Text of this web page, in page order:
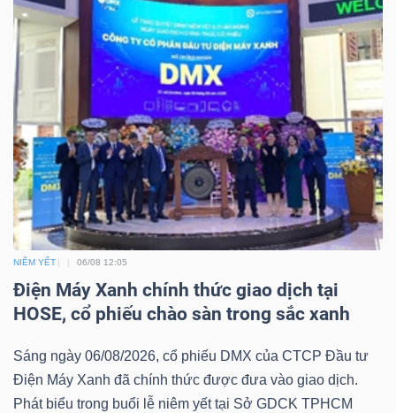
NIÊM YẾT 06/08 12:05
Điện Máy Xanh chính thức giao dịch tại
HOSE, cổ phiếu chào sàn trong sắc xanh
Sáng ngày 06/08/2026, cổ phiếu DMX của CTCP Đầu tư
Điện Máy Xanh đã chính thức được đưa vào giao dịch.
Phát biểu trong buổi lễ niêm yết tại Sở GDCK TPHCM
PHÂN
VIETSTOCKFINANCE
VĨ
MÔ
NGÀNH
DOANH
NGHIỆP